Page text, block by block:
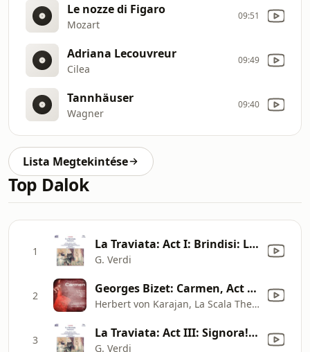
Le nozze di Figaro
Mozart
09:51
Adriana Lecouvreur
Cilea
09:49
Tannhäuser
Wagner
09:40
Lista Megtekintése
Top Dalok
1 La Traviata: Act I: Brindisi: Libiamo Ne'lieti Calici, "Drinking Song" (Alfredo, Chorus, Violetta)
G. Verdi
2 Georges Bizet: Carmen, Act II: "La fleur que tu m'avais jetée"
Herbert von Karajan, La Scala Theater Orchestra, Giuseppe di Stefano, Giulietta Simionato, Graziella Sciutti, Rosanna Carteri & Michel Roux
3 La Traviata: Act III: Signora! … Che T'accade? - Parigi, O Cara (Annina, Violetta, Alfredo)
G. Verdi